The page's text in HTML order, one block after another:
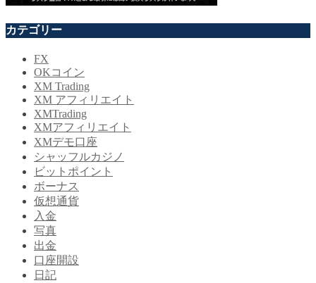
カテゴリー
FX
OKコイン
XM Trading
XM アフィリエイト
XMTrading
XMアフィリエイト
XMデモ口座
シャッフルカジノ
ビットポイント
ボーナス
仮想通貨
入金
写真
出金
口座開設
日記